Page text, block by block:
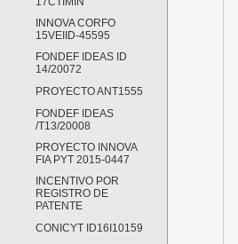
INNOVA CORFO
15VEIID-45595
FONDEF IDEAS ID
14/20072
PROYECTO ANT1555
FONDEF IDEAS
/T13/20008
PROYECTO INNOVA
FIA PYT 2015-0447
INCENTIVO POR
REGISTRO DE
PATENTE
CONICYT ID16I10159